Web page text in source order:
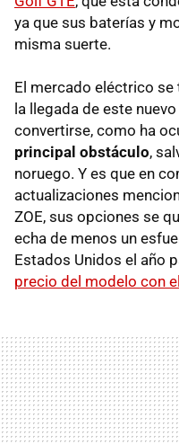
ya que sus baterías y
misma suerte.
El mercado eléctrico
la llegada de este
convertirse, como ha
principal obstáculo,
noruego. Y es que en
actualizaciones
ZOE, sus opciones se
echa de menos un
Estados Unidos el año
precio del modelo con